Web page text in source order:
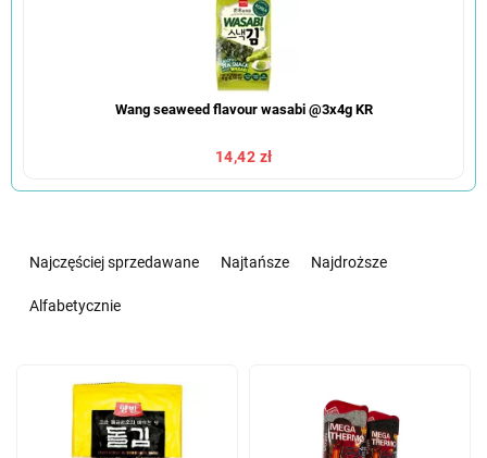
Wang seaweed flavour wasabi @3x4g KR
14,42 zł
Najczęściej sprzedawane Najtańsze Najdroższe
Alfabetycznie